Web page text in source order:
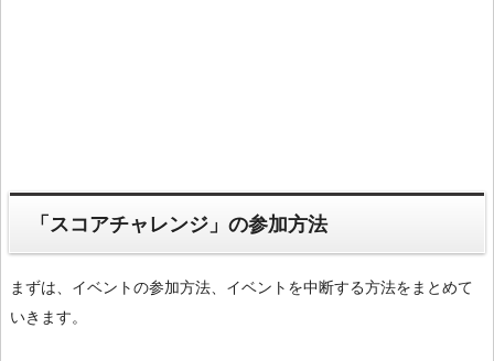
「スコアチャレンジ」の参加方法
まずは、イベントの参加方法、イベントを中断する方法をまとめて
いきます。